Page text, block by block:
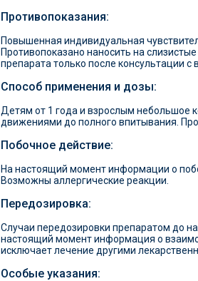
Противопоказания:
Повышенная индивидуальная
Противопоказано наносить на
препарата только после консультации с
Способ применения и дозы:
Детям от 1 года и взрослым небольшое
движениями до полного впитывания.
Побочное действие:
На настоящий момент информации о
Возможны аллергические реакции.
Передозировка:
Случаи передозировки препаратом до
настоящий момент информация о
исключает лечение другими
Особые указания: